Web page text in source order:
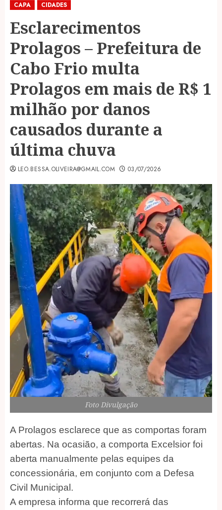
CAPA CIDADES
Esclarecimentos
Prolagos – Prefeitura de
Cabo Frio multa
Prolagos em mais de R$ 1
milhão por danos
causados durante a
última chuva
LEO.BESSA.OLIVEIRA@GMAIL.COM 03/07/2026
Foto Divulgação
A Prolagos esclarece que as comportas foram
abertas. Na ocasião, a comporta Excelsior foi
aberta manualmente pelas equipes da
concessionária, em conjunto com a Defesa
Civil Municipal.
A empresa informa que recorrerá das